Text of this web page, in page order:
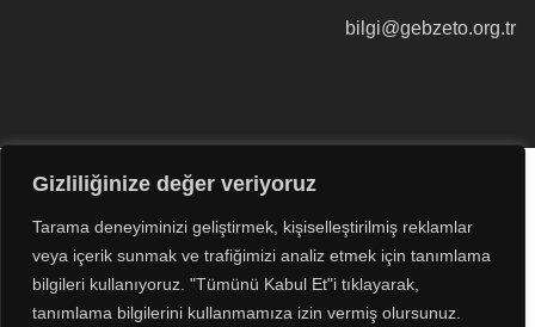
Gizliliğinize değer veriyoruz
Tarama deneyiminizi geliştirmek, kişiselleştirilmiş reklamlar
veya içerik sunmak ve trafiğimizi analiz etmek için tanımlama
bilgileri kullanıyoruz. "Tümünü Kabul Et"i tıklayarak,
tanımlama bilgilerini kullanmamıza izin vermiş olursunuz.
bilgi@gebzeto.org.tr
Tüm Hakları Saklıdır © 2026